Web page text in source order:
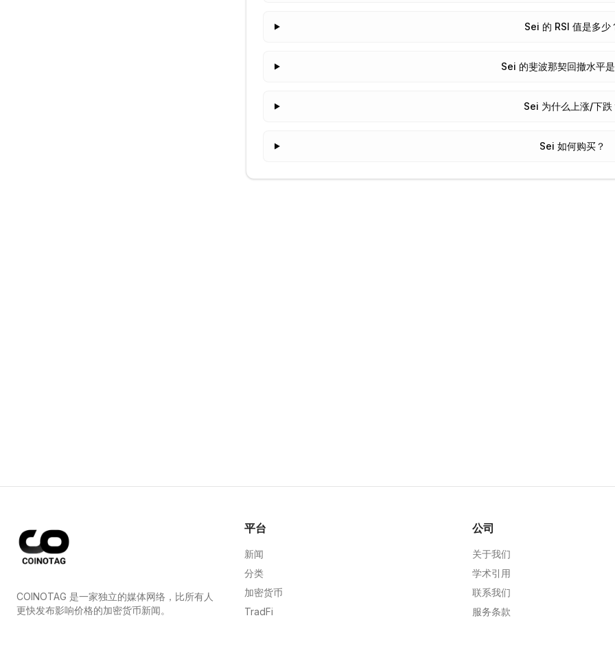
Sei 的 RSI 值是多少
Sei 的斐波那契回撤水平
Sei 为什么上涨/下跌
Sei 如何购买？
COINOTAG 是一家独立的媒体网络，比所有人
更快发布影响价格的加密货币新闻。
平台
新闻
分类
加密货币
TradFi
公司
关于我们
学术引用
联系我们
服务条款